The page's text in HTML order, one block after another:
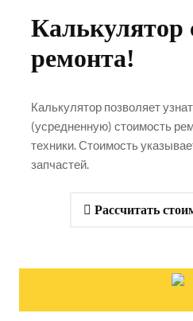
Калькулятор
ремонта!
Калькулятор позволяет
(усредненную) стоимость
техники. Стоимость
запчастей.
Рассчитать